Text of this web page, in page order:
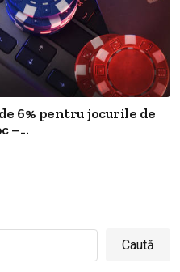
6% pentru jocurile de
–...